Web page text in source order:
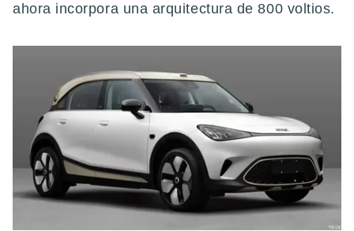
ahora incorpora una arquitectura de 800 voltios.